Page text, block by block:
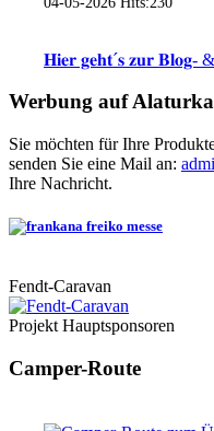
𝐇𝐢𝐞𝐫 𝐠𝐞𝐡𝐭´𝐬 𝐳𝐮𝐫 𝐁𝐥𝐨𝐠-
Werbung auf Alaturka
Sie möchten für Ihre
senden Sie eine Mail an:
Ihre Nachricht.
Fendt-Caravan
Projekt Hauptsponsoren
Camper-Route